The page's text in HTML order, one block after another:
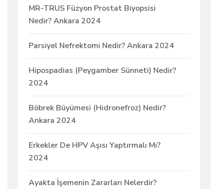
MR-TRUS Füzyon Prostat Biyopsisi
Nedir? Ankara 2024
Parsiyel Nefrektomi Nedir? Ankara 2024
Hipospadias (Peygamber Sünneti) Nedir?
2024
Böbrek Büyümesi (Hidronefroz) Nedir?
Ankara 2024
Erkekler De HPV Aşısı Yaptırmalı Mı?
2024
Ayakta İşemenin Zararları Nelerdir?